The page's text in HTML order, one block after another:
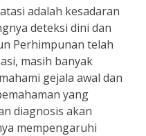
adalah kesadaran
deteksi dini dan
Perhimpunan telah
masih banyak
gejala awal dan
yang
diagnosis akan
mempengaruhi